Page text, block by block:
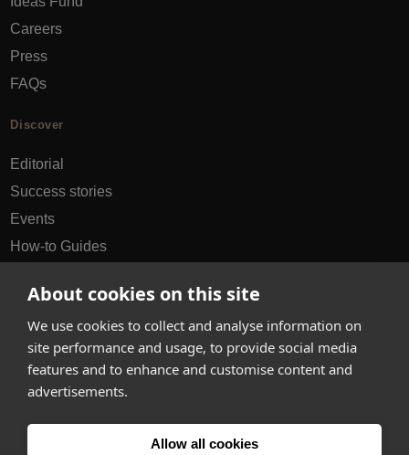
About cookies on this site
We use cookies to collect and analyse information on
site performance and usage, to provide social media
features and to enhance and customise content and
advertisements.
Allow all cookies
Careers
Press
FAQs
Discover
Editorial
Success stories
Events
How-to Guides
hello@appearhere.co.uk
United Kingdom